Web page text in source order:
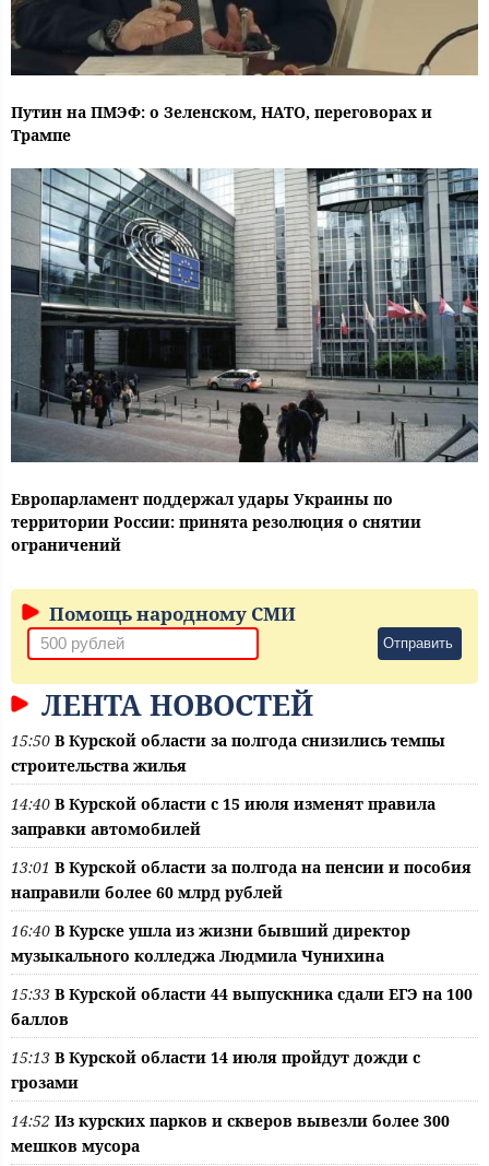
Путин на ПМЭФ: о Зеленском, НАТО, переговорах и
Трампе
Европарламент поддержал удары Украины по
территории России: принята резолюция о снятии
ограничений
Помощь народному СМИ
Отправить
ЛЕНТА НОВОСТЕЙ
15:50 В Курской области за полгода снизились темпы
строительства жилья
14:40 В Курской области с 15 июля изменят правила
заправки автомобилей
13:01 В Курской области за полгода на пенсии и пособия
направили более 60 млрд рублей
16:40 В Курске ушла из жизни бывший директор
музыкального колледжа Людмила Чунихина
15:33 В Курской области 44 выпускника сдали ЕГЭ на 100
баллов
15:13 В Курской области 14 июля пройдут дожди с
грозами
14:52 Из курских парков и скверов вывезли более 300
мешков мусора